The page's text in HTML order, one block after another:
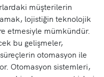
müşterilerin
lojistiğin teknolojik
etmesiyle mümkündür.
bu gelişmeler,
otomasyon ile
Otomasyon sistemleri,